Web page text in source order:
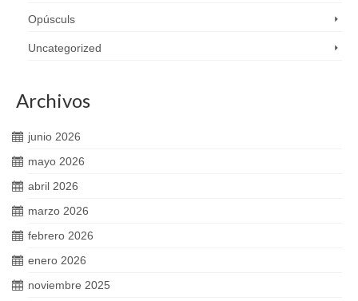
Opúsculs
Uncategorized
Archivos
junio 2026
mayo 2026
abril 2026
marzo 2026
febrero 2026
enero 2026
noviembre 2025